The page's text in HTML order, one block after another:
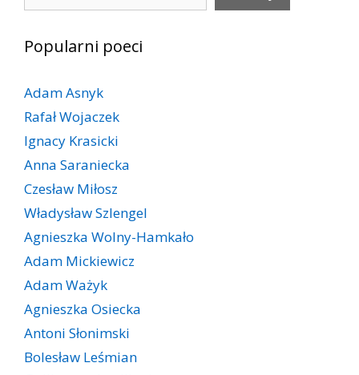
Popularni poeci
Adam Asnyk
Rafał Wojaczek
Ignacy Krasicki
Anna Saraniecka
Czesław Miłosz
Władysław Szlengel
Agnieszka Wolny-Hamkało
Adam Mickiewicz
Adam Ważyk
Agnieszka Osiecka
Antoni Słonimski
Bolesław Leśmian